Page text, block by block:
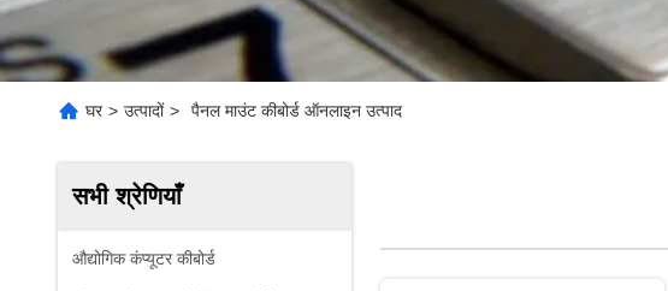
घर > उत्पादों > पैनल माउंट कीबोर्ड ऑनलाइन उत्पाद
सभी श्रेणियाँ
औद्योगिक कंप्यूटर कीबोर्ड